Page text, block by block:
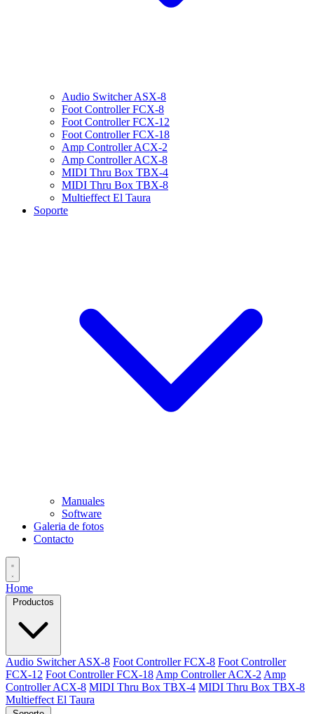
Audio Switcher ASX-8
Foot Controller FCX-8
Foot Controller FCX-12
Foot Controller FCX-18
Amp Controller ACX-2
Amp Controller ACX-8
MIDI Thru Box TBX-4
MIDI Thru Box TBX-8
Multieffect El Taura
Soporte
Manuales
Software
Galeria de fotos
Contacto
Home
Productos
Audio Switcher ASX-8 Foot Controller FCX-8 Foot Controller
FCX-12 Foot Controller FCX-18 Amp Controller ACX-2 Amp
Controller ACX-8 MIDI Thru Box TBX-4 MIDI Thru Box TBX-8
Multieffect El Taura